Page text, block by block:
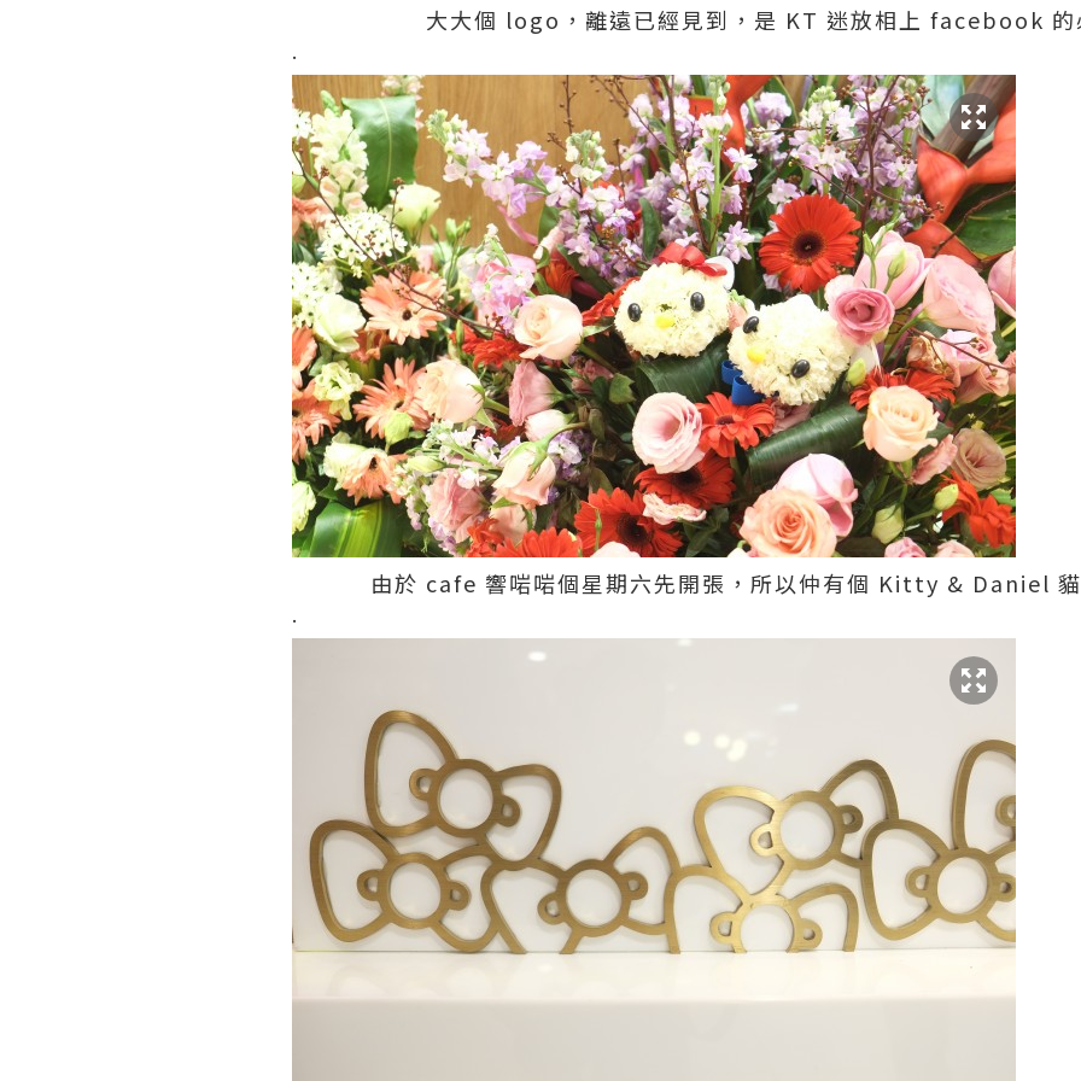
大大個 logo，離遠已經見到，是 KT 迷放相上 facebook 的
.
由於 cafe 響啱啱個星期六先開張，所以仲有個 Kitty & Daniel 貓
.